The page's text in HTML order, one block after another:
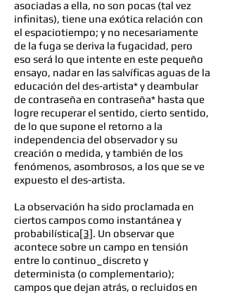
asociadas a ella, no son pocas (tal vez
infinitas), tiene una exótica relación con
el espaciotiempo; y no necesariamente
de la fuga se deriva la fugacidad, pero
eso será lo que intente en este pequeño
ensayo, nadar en las salvíficas aguas de la
educación del des-artista* y deambular
de contraseña en contraseña* hasta que
logre recuperar el sentido, cierto sentido,
de lo que supone el retorno a la
independencia del observador y su
creación o medida, y también de los
fenómenos, asombrosos, a los que se ve
expuesto el des-artista.
La observación ha sido proclamada en
ciertos campos como instantánea y
probabilística[3]. Un observar que
acontece sobre un campo en tensión
entre lo continuo_discreto y
determinista (o complementario);
campos que dejan atrás, o recluidos en